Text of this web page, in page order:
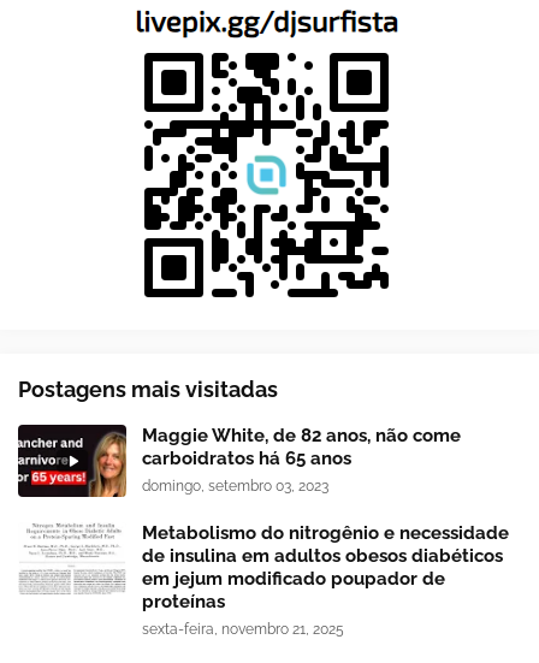
Postagens mais visitadas
Maggie White, de 82 anos, não come
carboidratos há 65 anos
domingo, setembro 03, 2023
Metabolismo do nitrogênio e necessidade
de insulina em adultos obesos diabéticos
em jejum modificado poupador de
proteínas
sexta-feira, novembro 21, 2025